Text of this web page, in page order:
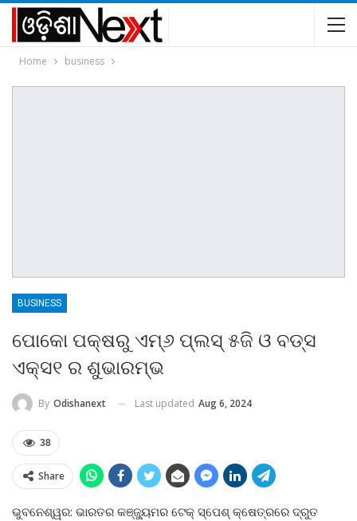
Home business
BUSINESS
ପୋକୋ ପକ୍ଷରୁ ଏମ୍‌୬ ପ୍ଲସ୍ ୫ଜି ଓ ବଡ୍‌ସ
ଏକ୍ସ୧ ର ଶୁଭାରମ୍ଭ
By Odishanext Last updated Aug 6, 2024
38
Share
ଭୁବନେଶ୍ୱର: ଭାରତର କଞ୍ଜ୍ୟୁମର ଟେକ୍ ସ୍ପେଶ୍ କ୍ଷେତ୍ରରେ ଦ୍ରୁତ